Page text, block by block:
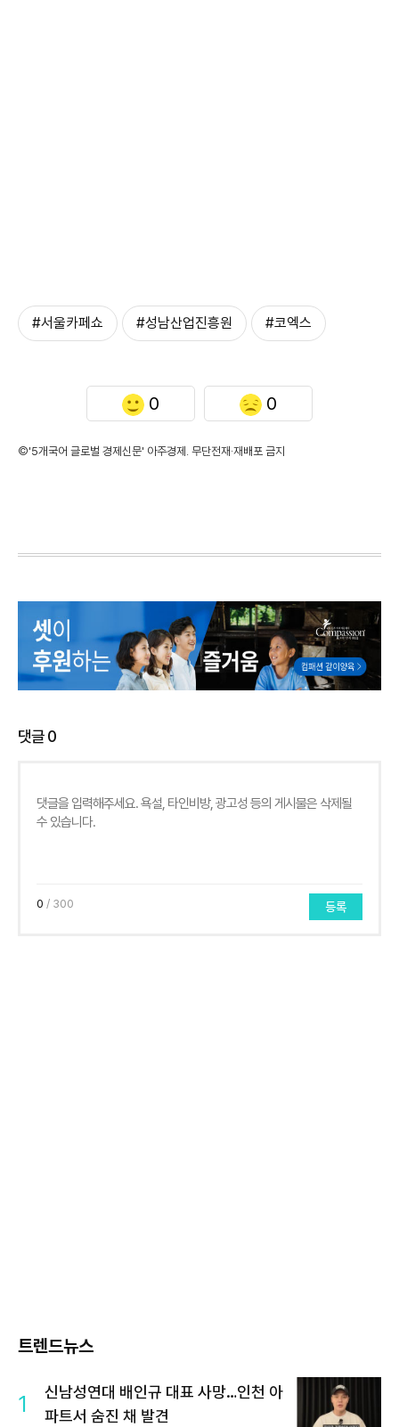
#서울카페쇼 #성남산업진흥원 #코엑스
0 0
©'5개국어 글로벌 경제신문' 아주경제. 무단전재·재배포 금지
댓글0
0 / 300 등록
트렌드뉴스
1
신남성연대 배인규 대표 사망…인천 아
파트서 숨진 채 발견